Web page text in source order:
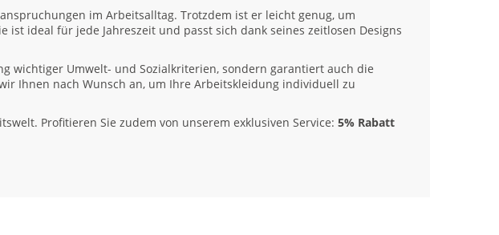
im Arbeitsalltag. Trotzdem ist er leicht genug, um
ideal für jede Jahreszeit und passt sich dank seines zeitlosen Designs
wichtiger Umwelt- und Sozialkriterien, sondern garantiert auch die
Ihnen nach Wunsch an, um Ihre Arbeitskleidung individuell zu
Profitieren Sie zudem von unserem exklusiven Service: 5% Rabatt